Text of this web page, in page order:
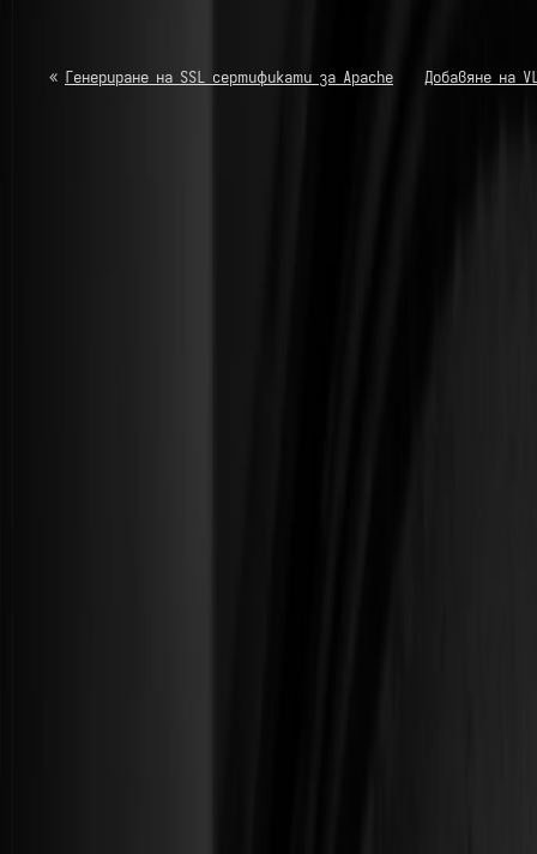
Добавяне на
« Генериране на SSL сертификати за Apache